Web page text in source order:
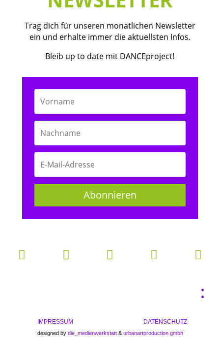
Trag dich für unseren monatlichen Newsletter
ein und erhalte immer die aktuellsten Infos.
Bleib up to date mit DANCEproject!
Abonnieren
    
:
IMPRESSUM DATENSCHUTZ
designed by die_medienwerkstatt & urbanartproduction gmbh